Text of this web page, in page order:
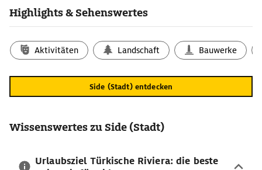
Pamphylien zwischen dem heutigen Antalya und dem
aufregende Vergangenheit!
Am Hafen von Side (Stadt) ragen noch heute die fünf weißen
blauen Himmel und bieten eines der beliebtesten Fotomotive
Highlight findet sich auf der Side-Stadtkarte an der
Highlights & Sehenswertes
Aktivitäten Landschaft Bauwerke
Side (Stadt) entdecken
Wissenswertes zu Side (Stadt)
Urlaubsziel Türkische Riviera: die beste